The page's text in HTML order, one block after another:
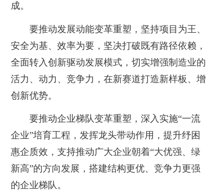
成。
要推动发展动能变革重塑，坚持项目为王、
安全为基、效率为要，坚决打破既有路径依赖，
全面转入创新驱动发展模式，切实增强制造业的
活力、动力、竞争力，在新赛道打造新样板、增
创新优势。
要推动企业梯队变革重塑，深入实施“一流
企业”培育工程，发挥龙头带动作用，提升纾困
惠企质效，支持推动广大企业朝着“大优强、绿
新高”的方向发展，搭建结构更优、竞争力更强
的企业梯队。